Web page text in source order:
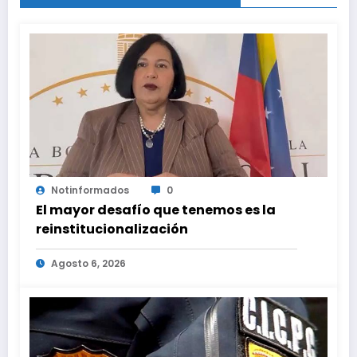
Notinformados 0
El mayor desafío que tenemos es la
reinstitucionalización
Agosto 6, 2026